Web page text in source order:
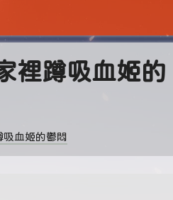
裡蹲吸血姬的
吸血姬的鬱悶